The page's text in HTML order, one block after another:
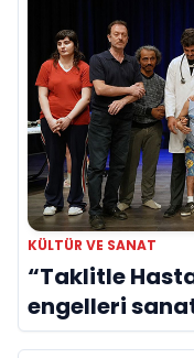
KÜLTÜR VE SANAT
“Taklitle
engelleri